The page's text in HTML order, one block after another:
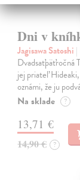
Dni v
Jagisawa Satoshi |
Dvadsaťpäťročná
jej priateľ
oznámi, že ju
Na sklade ?
13,71 €
14,90 € ?